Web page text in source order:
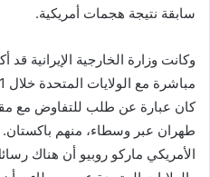
سابقة نتيجة هجمات أمريكية.
وكانت وزارة الخارجية الإيرانية
كان عبارة عن طلب للتفاوض مع
طهران عبر وسطاء، منهم باكستان.
الأمريكي ماركو روبيو أن هناك